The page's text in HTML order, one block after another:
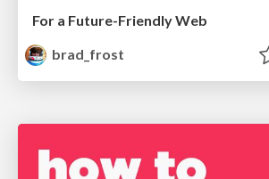
For a Future-Friendly Web
brad_frost